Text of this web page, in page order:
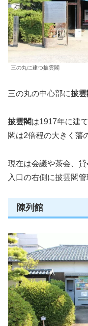
三の丸に建つ披雲閣
三の丸の中心部に披雲
披雲閣は1917年に建
閣は2倍程の大きく藩
現在は会議や茶会、
入口の右側に披雲閣
陳列館